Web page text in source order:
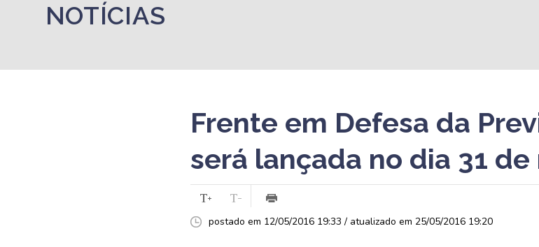
NOTÍCIAS
Frente em Defesa da
será lançada no dia 31 de
postado em 12/05/2016 19:33 / atualizado em 25/05/2016 19:20